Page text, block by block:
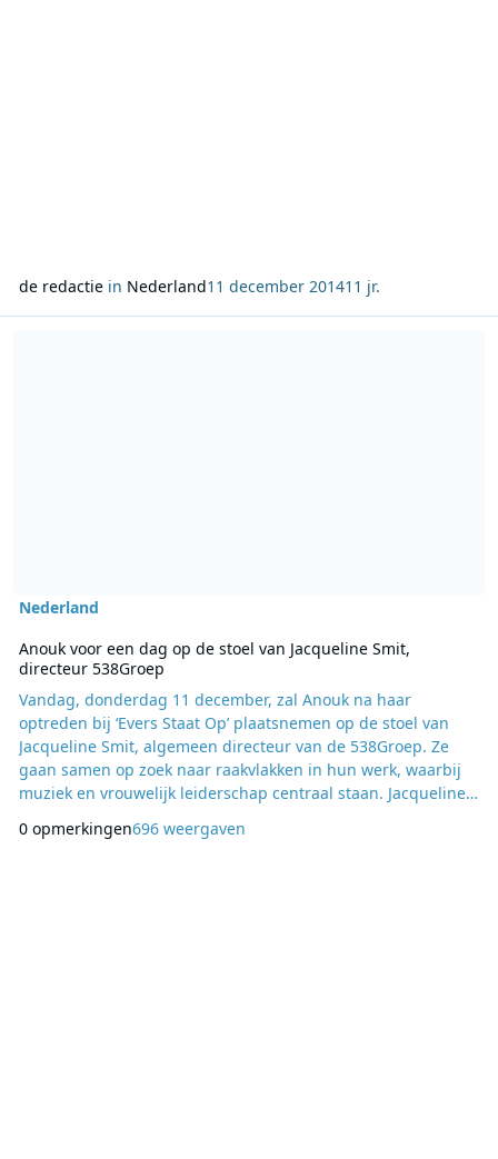
de redactiein Nederland11 december 201411 jr.
Nederland
Anouk voor een dag op de stoel van Jacqueline Smit,
directeur 538Groep
Vandag, donderdag 11 december, zal Anouk na haar
optreden bij ‘Evers Staat Op’ plaatsnemen op de stoel van
Jacqueline Smit, algemeen directeur van de 538Groep. Ze
gaan samen op zoek naar raakvlakken in hun werk, waarbij
muziek en vrouwelijk leiderschap centraal staan. Jacqueline
jaar bij 538 was en even mijn kamer inliep. Dit leek me een
0 opmerkingen696 weergaven